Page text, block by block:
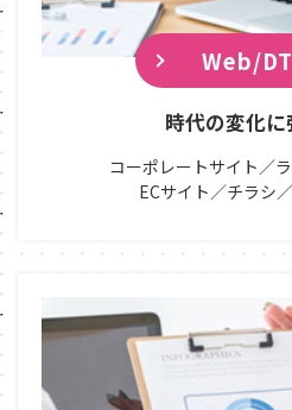
Web/
時代の変化
コーポレートサイト／
ECサイト／チラシ